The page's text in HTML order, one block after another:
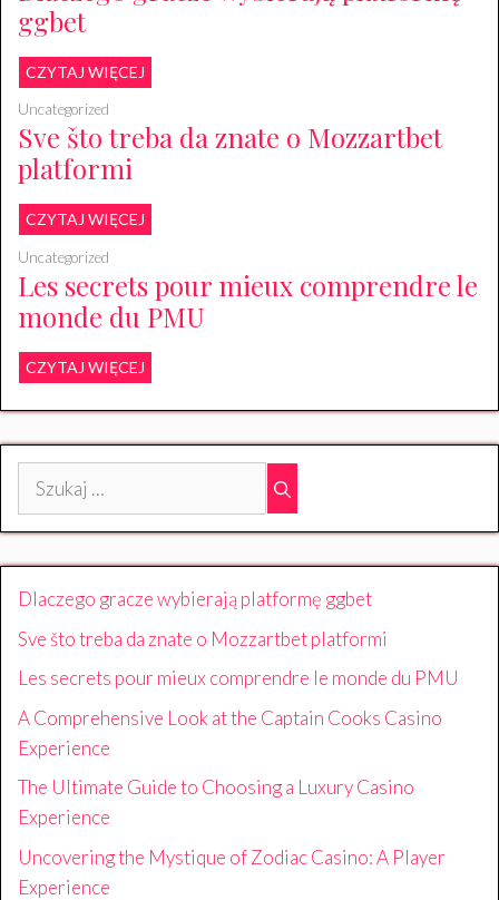
ggbet
CZYTAJ WIĘCEJ
Sve što treba da znate o Mozzartbet
platformi
Uncategorized
CZYTAJ WIĘCEJ
Les secrets pour mieux comprendre le
monde du PMU
Uncategorized
CZYTAJ WIĘCEJ
Szukaj:
Dlaczego gracze wybierają platformę ggbet
Sve što treba da znate o Mozzartbet platformi
Les secrets pour mieux comprendre le monde du PMU
A Comprehensive Look at the Captain Cooks Casino
Experience
The Ultimate Guide to Choosing a Luxury Casino
Experience
Uncovering the Mystique of Zodiac Casino: A Player
Experience